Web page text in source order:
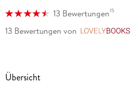
13 Bewertungen15
13 Bewertungen von
Übersicht